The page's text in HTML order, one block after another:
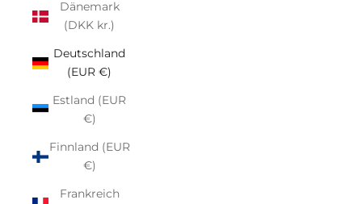
Dänemark
(DKK kr.)
Deutschland
(EUR €)
Estland (EUR
€)
Finnland (EUR
€)
Frankreich